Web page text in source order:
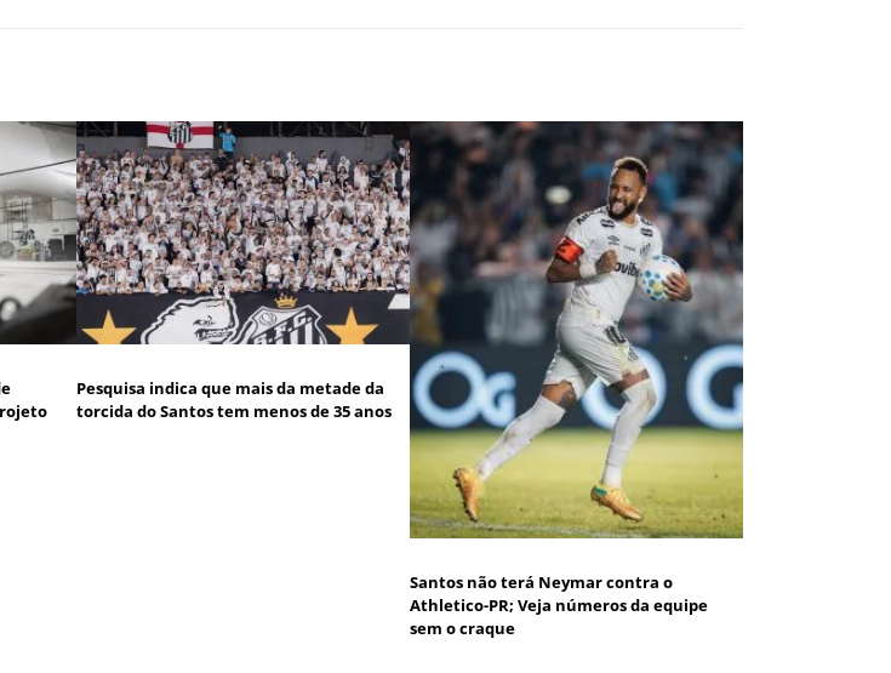
Pesquisa indica que mais da metade da
torcida do Santos tem menos de 35 anos
Santos não terá Neymar contra o
Athletico-PR; Veja números da equipe
sem o craque